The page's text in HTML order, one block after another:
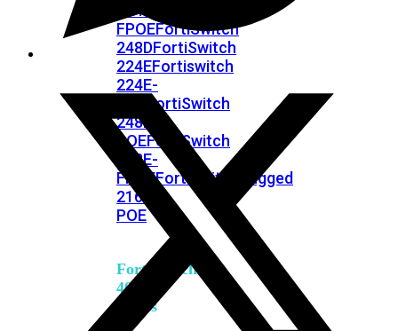
224D-
FPOEFortiSwitch
248DFortiSwitch
224EFortiswitch
224E-
FortiSwitch
248E-
POEFortiSwitch
248E-
FPOEFortiSwitchRugged
216F-
POE
FortiSwitch
400
Series